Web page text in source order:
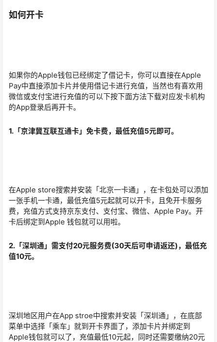
如何开卡
如果你的Apple钱包已经绑定了借记卡，你可以直接在Apple
Pay中直接添加卡片并使用借记卡进行充值，当然也有喜欢用
微信或支付宝进行充值的可以下按下面方法下载对应发卡机构
的App登录后再开卡。
1.「京津冀互联互通卡」免卡费，最低充值5元即可。
在Apple store搜索并安装「北京一卡通」，在卡包处可以添加
一张手机一卡通，最低充值5元起就可以开卡，且免开卡服务
费，充值方式支持京东支付、支付宝、微信、Apple Pay。开
卡后绑定到Apple 钱包就可以用啦。
2.「深圳通」需支付20元服务费(30天后可申请返还)，最低充
值10元。
深圳地区用户在App stroe中搜索并安装「深圳通」，在底部
菜单中选择「乘车」就到开卡界面了，添加卡片并绑定到
Apple钱包就可以了，充值最低10元起，同时还需要缴纳20元